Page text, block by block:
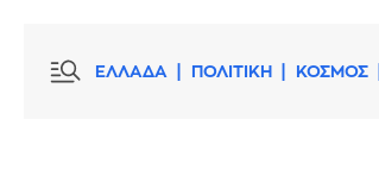
ΕΛΛΑΔΑ ΠΟΛΙΤΙΚΗ ΚΟΣΜΟΣ